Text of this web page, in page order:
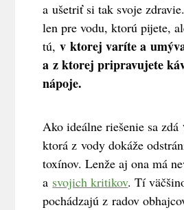
a ušetriť si tak svoje
len pre vodu, ktorú pijete,
tú,v ktorej varíte a
a z ktorej pripravujete
nápoje.
Ako ideálne riešenie sa zdá
ktorá z vody dokáže
toxínov. Lenže aj ona má
a svojich kritikov. Tí
pochádzajú z radov